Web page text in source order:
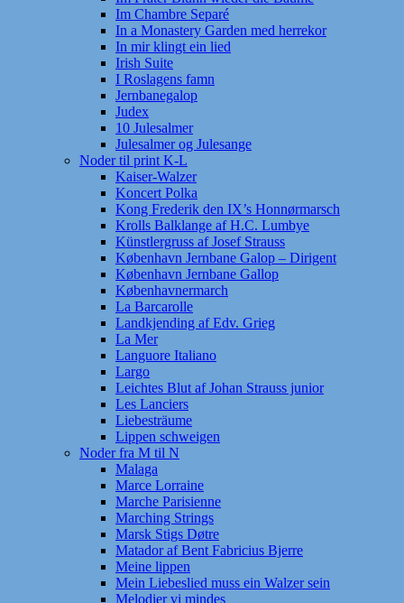
Im Chambre Separé
In a Monastery Garden med herrekor
In mir klingt ein lied
Irish Suite
I Roslagens famn
Jernbanegalop
Judex
10 Julesalmer
Julesalmer og Julesange
Noder til print K-L
Kaiser-Walzer
Koncert Polka
Kong Frederik den IX’s Honnørmarsch
Krolls Balklange af H.C. Lumbye
Künstlergruss af Josef Strauss
København Jernbane Galop – Dirigent
København Jernbane Gallop
Københavnermarch
La Barcarolle
Landkjending af Edv. Grieg
La Mer
Languore Italiano
Largo
Leichtes Blut af Johan Strauss junior
Les Lanciers
Liebesträume
Lippen schweigen
Noder fra M til N
Malaga
Marce Lorraine
Marche Parisienne
Marching Strings
Marsk Stigs Døtre
Matador af Bent Fabricius Bjerre
Meine lippen
Mein Liebeslied muss ein Walzer sein
Melodier vi mindes